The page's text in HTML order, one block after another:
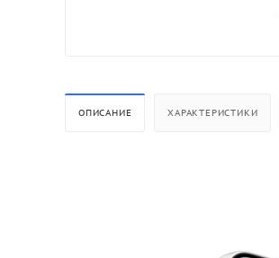
ОПИСАНИЕ ХАРАКТЕРИСТИКИ